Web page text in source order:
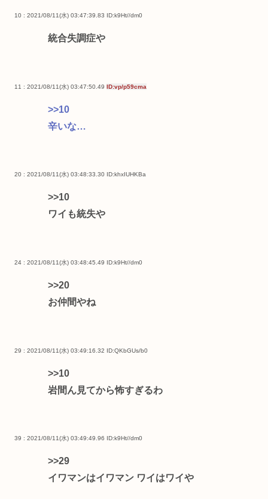
10 : 2021/08/11(水) 03:47:39.83 ID:k9Ht//dm0
統合失調症や
11 : 2021/08/11(水) 03:47:50.49 ID:vp/p59cma
>>10
辛いな…
20 : 2021/08/11(水) 03:48:33.30 ID:khxIUHKBa
>>10
ワイも統失や
24 : 2021/08/11(水) 03:48:45.49 ID:k9Ht//dm0
>>20
お仲間やね
29 : 2021/08/11(水) 03:49:16.32 ID:QKbGUs/b0
>>10
岩間ん見てから怖すぎるわ
39 : 2021/08/11(水) 03:49:49.96 ID:k9Ht//dm0
>>29
イワマンはイワマン ワイはワイや